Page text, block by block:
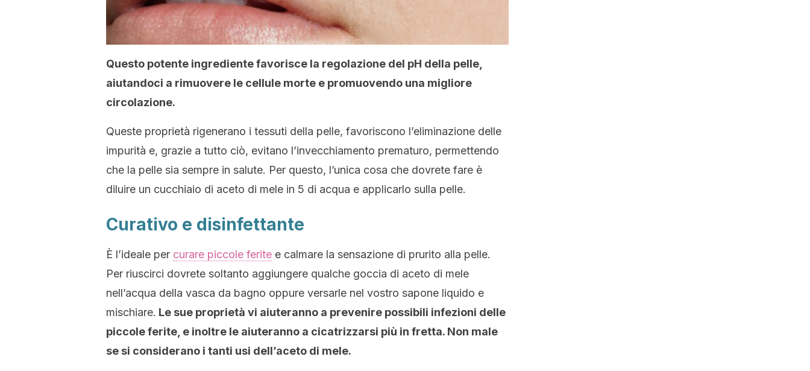
Questo potente ingrediente favorisce la regolazione del pH della pelle,
aiutandoci a rimuovere le cellule morte e promuovendo una migliore
circolazione.
Queste proprietà rigenerano i tessuti della pelle, favoriscono l’eliminazione delle
impurità e, grazie a tutto ciò, evitano l’invecchiamento prematuro, permettendo
che la pelle sia sempre in salute. Per questo, l’unica cosa che dovrete fare è
diluire un cucchiaio di aceto di mele in 5 di acqua e applicarlo sulla pelle.
Curativo e disinfettante
È l’ideale per curare piccole ferite e calmare la sensazione di prurito alla pelle.
Per riuscirci dovrete soltanto aggiungere qualche goccia di aceto di mele
nell’acqua della vasca da bagno oppure versarle nel vostro sapone liquido e
mischiare. Le sue proprietà vi aiuteranno a prevenire possibili infezioni delle
piccole ferite, e inoltre le aiuteranno a cicatrizzarsi più in fretta. Non male
se si considerano i tanti usi dell’aceto di mele.